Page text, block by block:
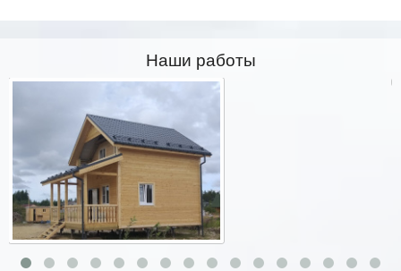
Наши работы